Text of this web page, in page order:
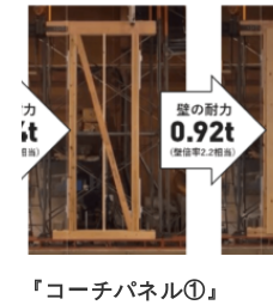
『コーチパネル①』